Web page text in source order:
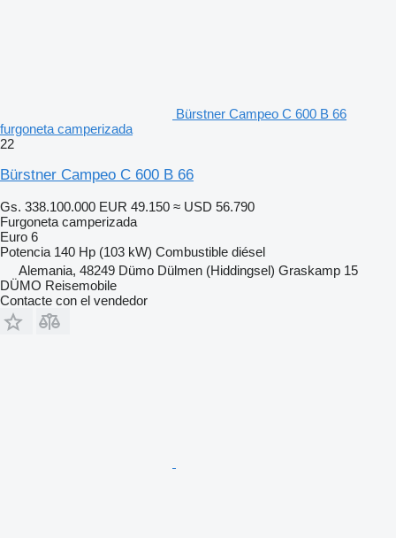
Bürstner Campeo C 600 B 66
furgoneta camperizada
22
Bürstner Campeo C 600 B 66
Gs. 338.100.000 EUR 49.150 ≈ USD 56.790
Furgoneta camperizada
Euro 6
Potencia 140 Hp (103 kW) Combustible diésel
Alemania, 48249 Dümo Dülmen (Hiddingsel) Graskamp 15
DÜMO Reisemobile
Contacte con el vendedor